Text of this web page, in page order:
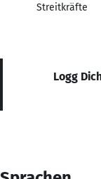
Streitkräfte
Logg